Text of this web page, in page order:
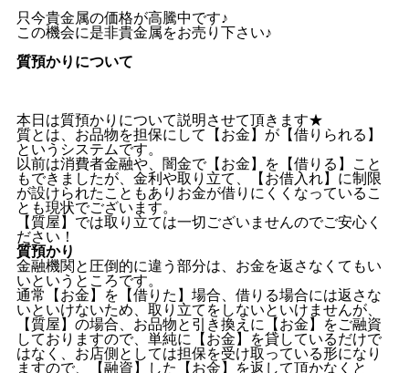
只今貴金属の価格が高騰中です♪
この機会に是非貴金属をお売り下さい♪
質預かりについて
本日は質預かりについて説明させて頂きます★
質とは、お品物を担保にして【お金】が【借りられる】
というシステムです。
以前は消費者金融や、闇金で【お金】を【借りる】こと
もできましたが、金利や取り立て、【お借入れ】に制限
が設けられたこともありお金が借りにくくなっているこ
とも現状でございます。
【質屋】では取り立ては一切ございませんのでご安心く
ださい！
質預かり
金融機関と圧倒的に違う部分は、お金を返さなくてもい
いというところです。
通常【お金】を【借りた】場合、借りる場合には返さな
いといけないため、取り立てをしないといけませんが、
【質屋】の場合、お品物と引き換えに【お金】をご融資
しておりますので、単純に【お金】を貸しているだけで
はなく、お店側としては担保を受け取っている形になり
ますので、【融資】した【お金】を返して頂かなくと